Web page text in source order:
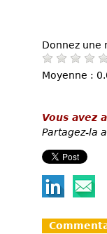
Donnez une
Moyenne :
Vous avez
Partagez-la